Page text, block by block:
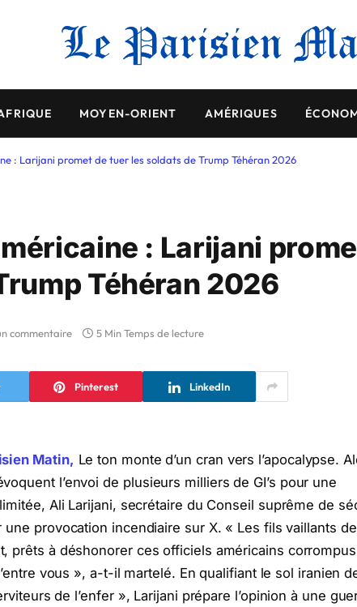
MOYEN-ORIENT AMÉRIQUES
: Larijani promet de tuer les soldats de Trump Téhéran 2026
: Larijani
Téhéran 2026
commentaire 5 Min Temps de lecture
Pinterest LinkedIn
Matin, Le ton monte d’un cran vers l’apocalypse.
l’envoi de plusieurs milliers de GI’s pour une
Ali Larijani, secrétaire du Conseil suprême de
une provocation incendiaire sur X. « Les fils vaillants de
prêts à déshonorer ces officiels américains
vous », a-t-il martelé. En qualifiant le sol iranien
de l’enfer », Larijani prépare l’opinion à une